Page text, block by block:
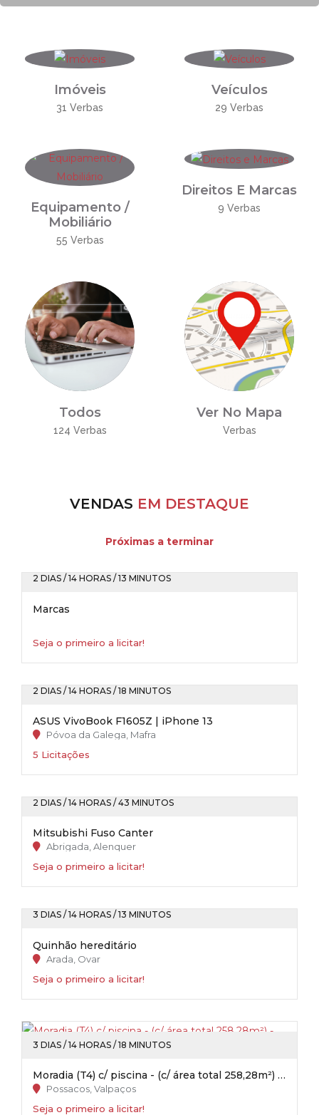
Imóveis
31 Verbas
Veículos
29 Verbas
Equipamento /
Mobiliário
55 Verbas
Direitos E Marcas
9 Verbas
Todos
124 Verbas
Ver No Mapa
Verbas
VENDAS EM DESTAQUE
Próximas a terminar
2 DIAS / 14 HORAS / 13 MINUTOS
Marcas
Seja o primeiro a licitar!
2 DIAS / 14 HORAS / 18 MINUTOS
ASUS VivoBook F1605Z | iPhone 13
Póvoa da Galega, Mafra
5 Licitações
2 DIAS / 14 HORAS / 43 MINUTOS
Mitsubishi Fuso Canter
Abrigada, Alenquer
Seja o primeiro a licitar!
3 DIAS / 14 HORAS / 13 MINUTOS
Quinhão hereditário
Arada, Ovar
Seja o primeiro a licitar!
3 DIAS / 14 HORAS / 18 MINUTOS
Moradia (T4) c/ piscina - (c/ área total 258,28m²) - Possacos / Valpaços
Possacos, Valpaços
Seja o primeiro a licitar!